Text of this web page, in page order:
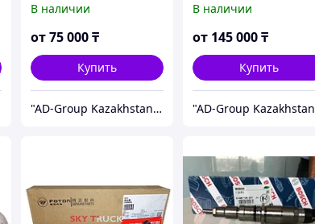
В наличии
от75 000₸
Купить
"AD-Group Kazakhstan" Автомобильные топливные системы. ТНВД, форсунки, бензонасосы, датчики, прочее.
LR066229 Range Rover
Sport Ford
В наличии
от 145 000₸
Купить